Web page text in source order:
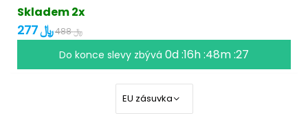
Skladem 2x
277 ﷼ 488 ﷼
Do konce slevy zbývá 0d :16h :48m :27